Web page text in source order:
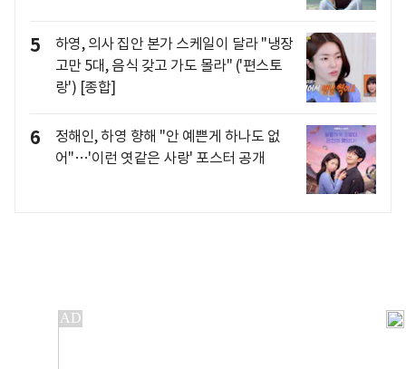
5
하영, 의사 집안 본가 스케일이 달라 "냉장
고만 5대, 음식 갖고 가도 몰라" ('편스토
랑') [종합]
6
정해인, 하영 향해 "안 예쁜게 하나도 없
어"…'이런 엿같은 사랑' 포스터 공개